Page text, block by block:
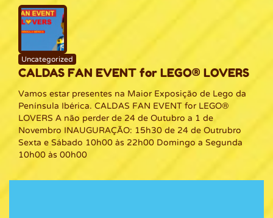
Uncategorized
CALDAS FAN EVENT for LEGO® LOVERS
Vamos estar presentes na Maior Exposição de Lego da
Península Ibérica. CALDAS FAN EVENT for LEGO®
LOVERS A não perder de 24 de Outubro a 1 de
Novembro INAUGURAÇÃO: 15h30 de 24 de Outrubro
Sexta e Sábado 10h00 às 22h00 Domingo a Segunda
10h00 às 00h00